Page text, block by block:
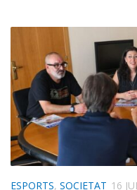
ESPORTS, SOCIETAT 16